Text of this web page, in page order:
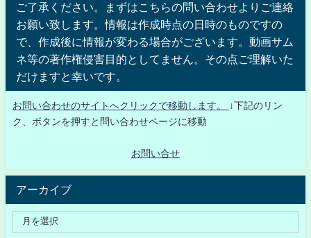
ご了承ください。まずはこちらの問い合わせよりご連絡
お願い致します。情報は作成時点の日時のものですの
で、作成後に情報が変わる場合がございます。動画サム
ネ等の著作権侵害目的としてません。その点ご理解いた
だけますと幸いです。
お問い合わせのサイトへクリックで移動します。
↓下記のリン
ク、ボタンを押すと問い合わせページに移動
お問い合せ
アーカイブ